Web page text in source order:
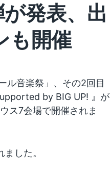
発表、出
も開催
ル音楽祭」、その2回目
by BIG UP! 』が
ス7会場で開催されま
した。